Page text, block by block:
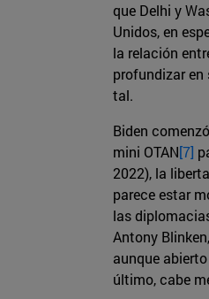
que Delhi y
Unidos, en
la relación
profundizar
tal.
Biden
mini OTAN[7]
2022), la
parece estar
las
Antony
aunque
último, cabe